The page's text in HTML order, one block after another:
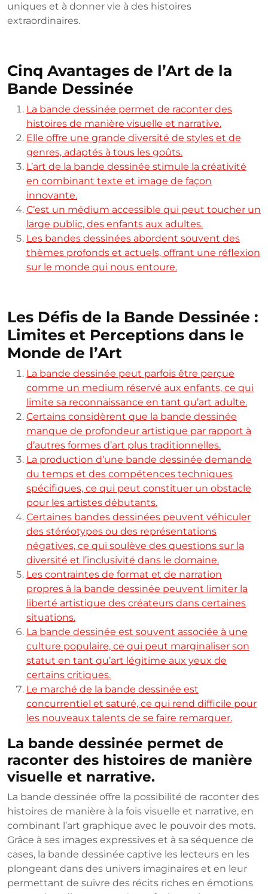
uniques et à donner vie à des histoires
extraordinaires.
Cinq Avantages de l’Art de la
Bande Dessinée
La bande dessinée permet de raconter des
histoires de manière visuelle et narrative.
Elle offre une grande diversité de styles et de
genres, adaptés à tous les goûts.
L’art de la bande dessinée stimule la créativité
en combinant texte et image de façon
innovante.
C’est un médium accessible qui peut toucher un
large public, des enfants aux adultes.
Les bandes dessinées abordent souvent des
thèmes profonds et actuels, offrant une réflexion
sur le monde qui nous entoure.
Les Défis de la Bande Dessinée :
Limites et Perceptions dans le
Monde de l’Art
La bande dessinée peut parfois être perçue
comme un medium réservé aux enfants, ce qui
limite sa reconnaissance en tant qu’art adulte.
Certains considèrent que la bande dessinée
manque de profondeur artistique par rapport à
d’autres formes d’art plus traditionnelles.
La production d’une bande dessinée demande
du temps et des compétences techniques
spécifiques, ce qui peut constituer un obstacle
pour les artistes débutants.
Certaines bandes dessinées peuvent véhiculer
des stéréotypes ou des représentations
négatives, ce qui soulève des questions sur la
diversité et l’inclusivité dans le domaine.
Les contraintes de format et de narration
propres à la bande dessinée peuvent limiter la
liberté artistique des créateurs dans certaines
situations.
La bande dessinée est souvent associée à une
culture populaire, ce qui peut marginaliser son
statut en tant qu’art légitime aux yeux de
certains critiques.
Le marché de la bande dessinée est
concurrentiel et saturé, ce qui rend difficile pour
les nouveaux talents de se faire remarquer.
La bande dessinée permet de
raconter des histoires de manière
visuelle et narrative.
La bande dessinée offre la possibilité de raconter des
histoires de manière à la fois visuelle et narrative, en
combinant l’art graphique avec le pouvoir des mots.
Grâce à ses images expressives et à sa séquence de
cases, la bande dessinée captive les lecteurs en les
plongeant dans des univers imaginaires et en leur
permettant de suivre des récits riches en émotions